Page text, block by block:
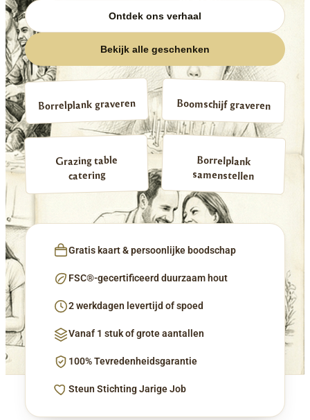
Ontdek ons verhaal
Bekijk alle geschenken
Borrelplank graveren Boomschijf graveren
Grazing table
catering
Borrelplank
samenstellen
Gratis kaart & persoonlijke boodschap
FSC®-gecertificeerd duurzaam hout
2 werkdagen levertijd of spoed
Vanaf 1 stuk of grote aantallen
100% Tevredenheidsgarantie
Steun Stichting Jarige Job